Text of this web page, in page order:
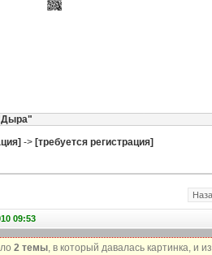
-> [требуется регистрация]
09:53
2 темы, в который давалась картинка, и